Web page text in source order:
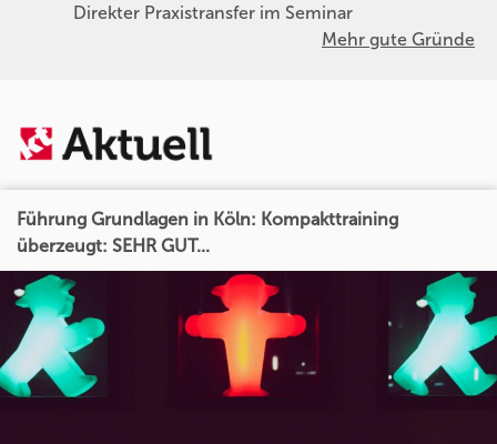
Direkter Praxistransfer im Seminar
Mehr gute Gründe
Führung Grundlagen in Köln: Kompakttraining
überzeugt: SEHR GUT...